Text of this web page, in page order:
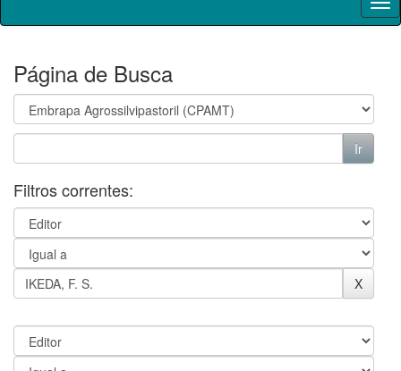
Página de Busca
Filtros correntes: